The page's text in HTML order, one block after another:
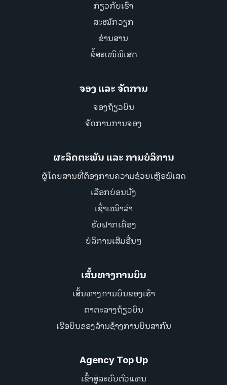
ກ່ຽວກັບເຮົາ
ສະໝັກວຽກ
ຂ່ານສານ
ຂໍ້ສະເໜີພິເສດ
ຈອງ ແລະ ຈັດການ
ຈອງຖ້ຽວບິນ
ຈັດການການຈອງ
ຜະລິດຕະພັນ ແລະ ການບໍລິການ
ຜູ້ໂດຍສານທີ່ຕ້ອງການຄວາມຊ່ວຍເຫຼືອພິເສດ
ເລືອກບ່ອນນັ່ງ
ເຊົ່າເໝົາລຳ
ຮັບຝາກເຄື່ອງ
ບໍລິການເສີມອື່ນໆ
ເສັ້ນທາງການບິນ
ເສັ້ນທາງການບິນຂອງເຮົາ
ຕາຕະລາງຖ້ຽວບິນ
ເຮືອບິນຂອງລ້ານຊ້າງການບິນສາກົນ
Agency Top Up
ເຂົ້າສູ່ລະບົບຕົວແທນ